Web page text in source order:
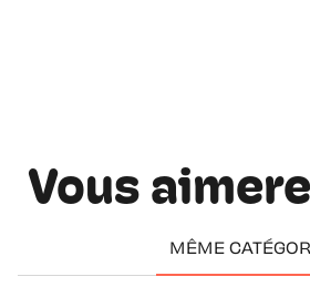
Vous
MÊME